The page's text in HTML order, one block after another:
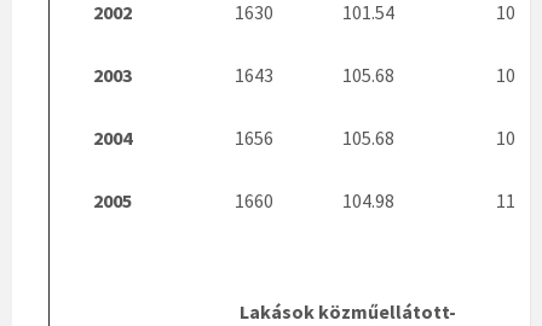
2002 1630 101.54 10
2003 1643 105.68 10
2004 1656 105.68 10
2005 1660 104.98 11
Lakások közműellátott-